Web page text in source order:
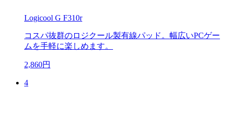
Logicool G F310r
コスパ抜群のロジクール製有線パッド。幅広いPCゲー
ムを手軽に楽しめます。
2,860円
4